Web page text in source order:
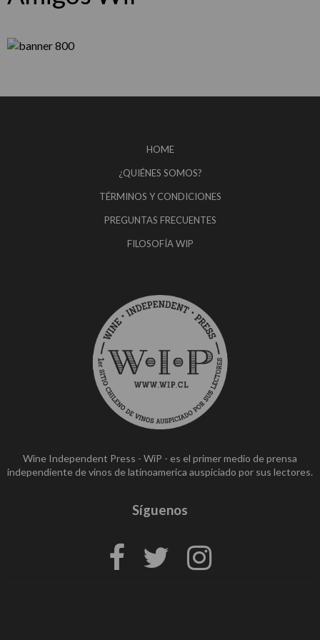
HOME
¿QUIÉNES SOMOS?
TÉRMINOS Y CONDICIONES
PREGUNTAS FRECUENTES
FILOSOFÍA WIP
Wine Independent Press - WiP - es el primer medio de prensa
independiente de vinos de latinoamerica auspiciado por sus lectores.
Síguenos